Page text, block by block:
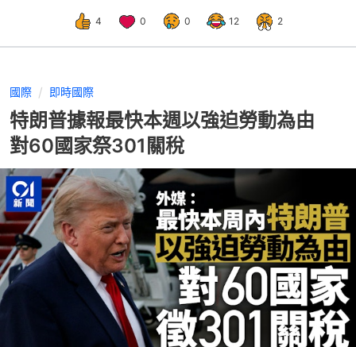
4 0 0 12 2
國際 即時國際
特朗普據報最快本週以強迫勞動為由
對60國家祭301關稅